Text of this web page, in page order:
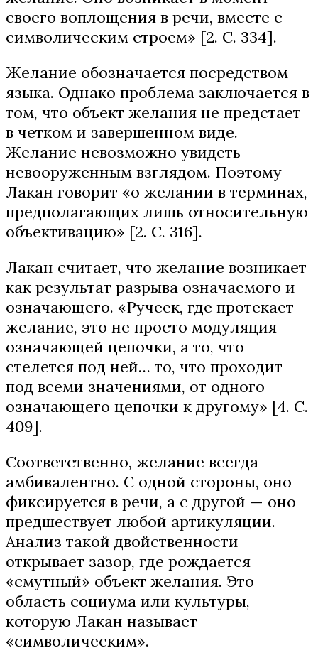
своего воплощения в речи, вместе с
символическим строем» [2. С. 334].
Желание обозначается посредством
языка. Однако проблема заключается в
том, что объект желания не предстает
в четком и завершенном виде.
Желание невозможно увидеть
невооруженным взглядом. Поэтому
Лакан говорит «о желании в терминах,
предполагающих лишь относительную
объективацию» [2. С. 316].
Лакан считает, что желание возникает
как результат разрыва означаемого и
означающего. «Ручеек, где протекает
желание, это не просто модуляция
означающей цепочки, а то, что
стелется под ней… то, что проходит
под всеми значениями, от одного
означающего цепочки к другому» [4. С.
409].
Соответственно, желание всегда
амбивалентно. С одной стороны, оно
фиксируется в речи, а с другой — оно
предшествует любой артикуляции.
Анализ такой двойственности
открывает зазор, где рождается
«смутный» объект желания. Это
область социума или культуры,
которую Лакан называет
«символическим».